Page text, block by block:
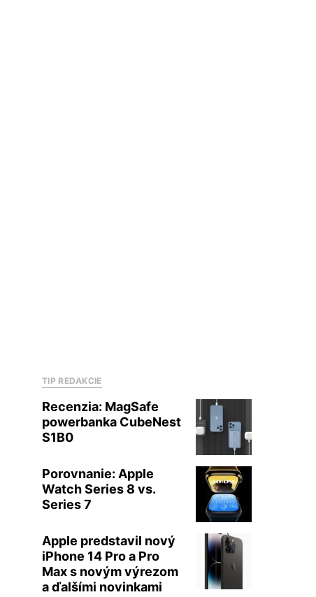
TIP REDAKCIE
Recenzia: MagSafe
powerbanka CubeNest
S1B0
Porovnanie: Apple
Watch Series 8 vs.
Series 7
Apple predstavil nový
iPhone 14 Pro a Pro
Max s novým výrezom
a ďalšími novinkami